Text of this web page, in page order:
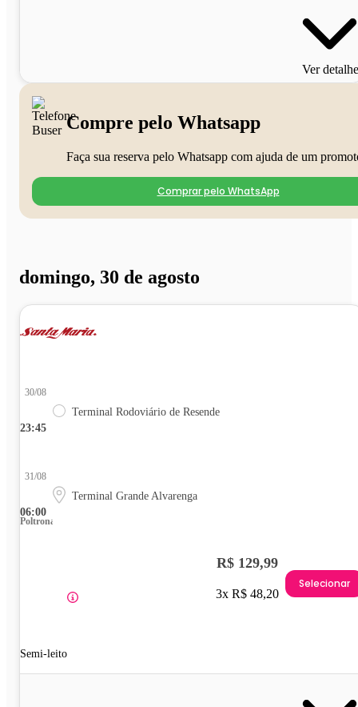
Ver
Compre pelo Whatsapp
Faça sua reserva pelo Whatsapp com ajuda de um
Comprar pelo WhatsApp
domingo, 30 de agosto
23:45
30/08
Terminal Rodoviário de Resende
06:00
31/08
Terminal Grande Alvarenga
Poltrona
Semi-leito
R$ 129,99
3x R$ 48,20
Selecionar